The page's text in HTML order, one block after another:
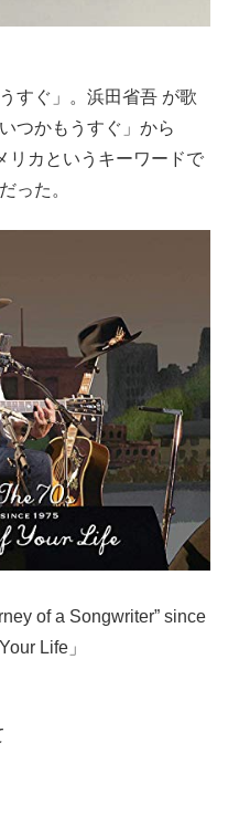
すぐ」。浜田省吾 が歌
つかもうすぐ」から
リカというキーワードで
った。
of a Songwriter” since
Life」